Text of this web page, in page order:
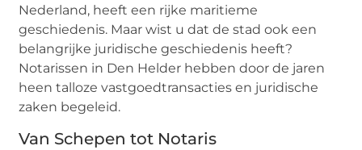
Nederland, heeft een rijke maritieme
geschiedenis. Maar wist u dat de stad ook een
belangrijke juridische geschiedenis heeft?
Notarissen in Den Helder hebben door de jaren
heen talloze vastgoedtransacties en juridische
zaken begeleid.
Van Schepen tot Notaris